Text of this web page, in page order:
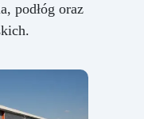
podłóg oraz